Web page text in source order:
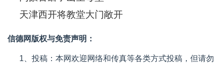
天津西开将教堂大门敞开
信德网版权与免责声明：
1、投稿：本网欢迎网络和传真等各类方式投稿，但请勿